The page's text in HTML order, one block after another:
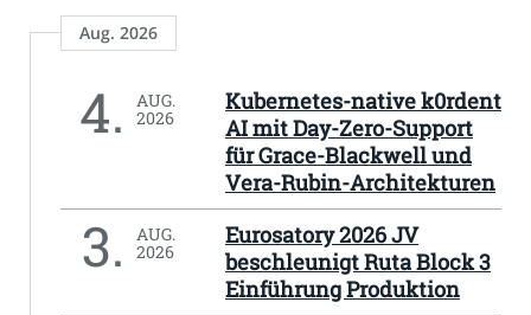
Aug. 2026
4. AUG.
2026
Kubernetes-native k0rdent
AI mit Day-Zero-Support
für Grace-Blackwell und
Vera-Rubin-Architekturen
3. AUG.
2026
Eurosatory 2026 JV
beschleunigt Ruta Block 3
Einführung Produktion